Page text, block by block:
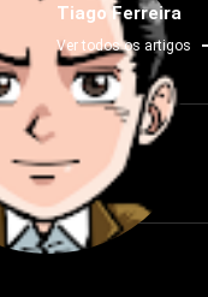
Tiago Ferreira
Ver todos os artigos